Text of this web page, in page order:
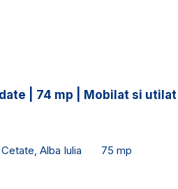
| 74 mp | Mobilat si utilat |
Cetate, Alba Iulia 75 mp